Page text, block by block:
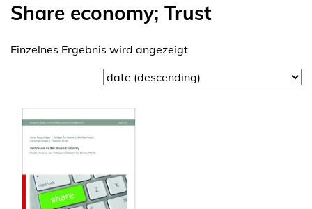
Share economy; Trust
Einzelnes Ergebnis wird angezeigt